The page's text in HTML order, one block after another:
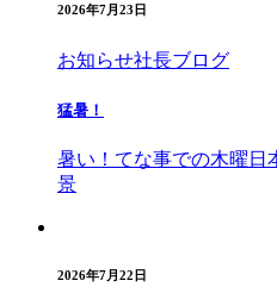
2026年7月23日
お知らせ社長ブログ
猛暑！
暑い！てな事での木曜日
景
2026年7月22日